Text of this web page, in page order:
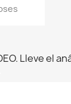
Lleve el